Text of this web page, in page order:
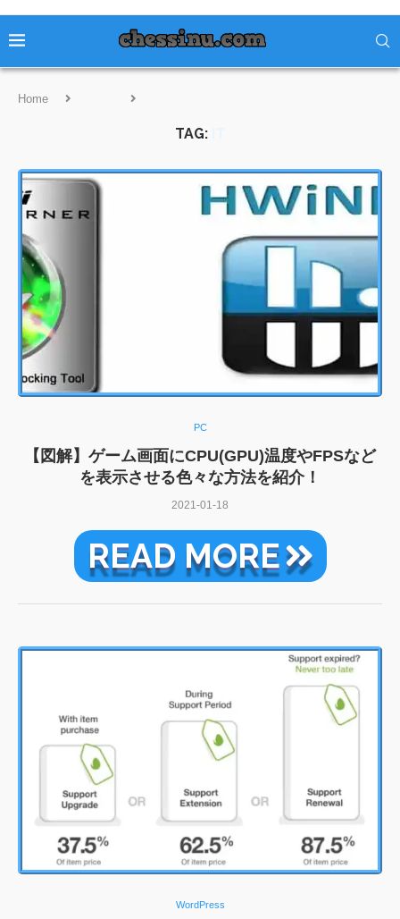
Home
TAG:
PC
【図解】ゲーム画面にCPU(GPU)温度やFPSなど
を表示させる色々な方法を紹介！
2021-01-18
READ MORE
WordPress